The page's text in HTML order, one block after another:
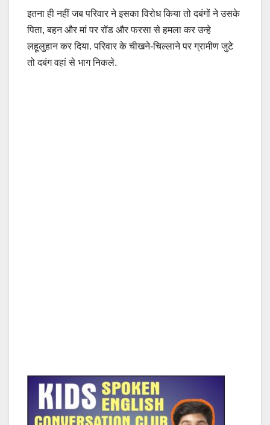
इतना ही नहीं जब परिवार ने इसका विरोध किया तो दबंगों ने उसके
पिता, बहन और मां पर रॉड और फरसा से हमला कर उन्हे
लहूलुहान कर दिया. परिवार के चीखने-चिल्लाने पर ग्रामीण जुटे
तो दबंग वहां से भाग निकले.